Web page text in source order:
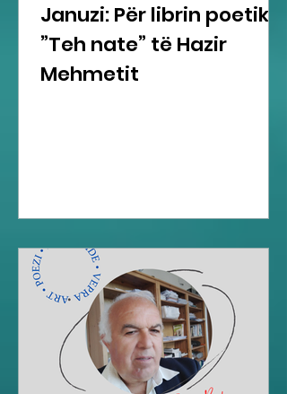
Januzi: Për librin poetik
”Teh nate” të Hazir
Mehmetit